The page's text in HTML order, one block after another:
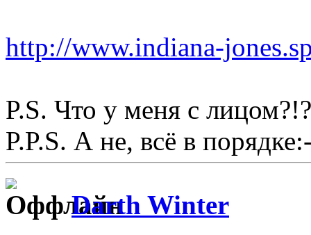
http://www.indiana-
P.S. Что у меня с
P.P.S. А не, всё в
Darth Winter